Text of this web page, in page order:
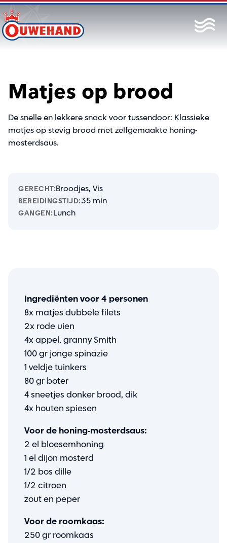
Matjes op brood
De snelle en lekkere snack voor tussendoor: Klassieke
matjes op stevig brood met zelfgemaakte honing-
mosterdsaus.
GERECHT:Broodjes, Vis
BEREIDINGSTIJD:35 min
GANGEN:Lunch
Ingrediënten voor 4 personen
8x matjes dubbele filets
2x rode uien
4x appel, granny Smith
100 gr jonge spinazie
1 veldje tuinkers
80 gr boter
4 sneetjes donker brood, dik
4x houten spiesen
Voor de honing-mosterdsaus:
2 el bloesemhoning
1 el dijon mosterd
1/2 bos dille
1/2 citroen
zout en peper
Voor de roomkaas:
250 gr roomkaas